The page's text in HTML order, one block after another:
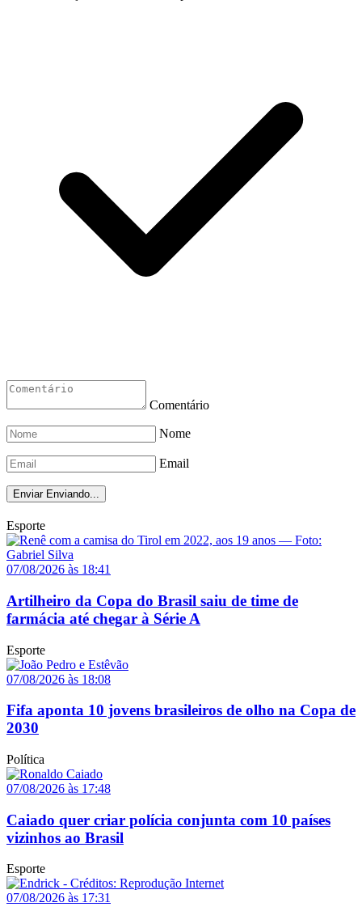
Comentário
Nome
Email
Enviar Enviando...
Esporte
07/08/2026 às 18:41
Artilheiro da Copa do Brasil saiu de time de
farmácia até chegar à Série A
Esporte
07/08/2026 às 18:08
Fifa aponta 10 jovens brasileiros de olho na Copa de
2030
Política
07/08/2026 às 17:48
Caiado quer criar polícia conjunta com 10 países
vizinhos ao Brasil
Esporte
07/08/2026 às 17:31